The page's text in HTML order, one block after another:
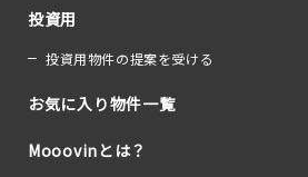
投資用
投資用物件の提案を受ける
お気に入り物件一覧
Mooovinとは？